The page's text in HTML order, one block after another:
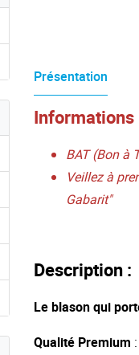
Présentation
BAT (Bon à
Veillez à
Gabarit"
Description :
Le blason qui
Qualité Premium